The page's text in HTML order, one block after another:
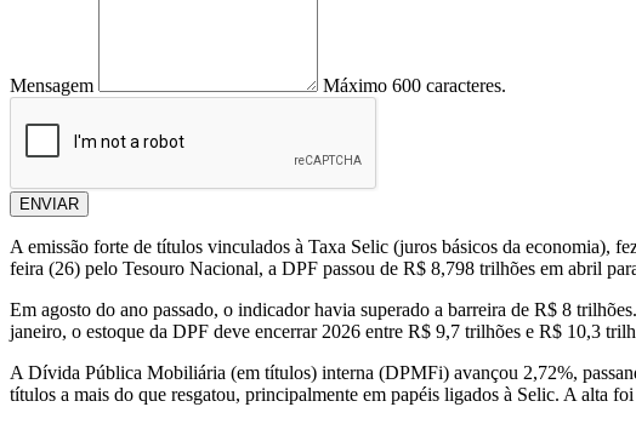
Mensagem Máximo 600 caracteres.
ENVIAR
A emissão forte de títulos vinculados à Taxa Selic (juros básicos da economia),
feira (26) pelo Tesouro Nacional, a DPF passou de R$ 8,798 trilhões em abril
Em agosto do ano passado, o indicador havia superado a barreira de R$ 8
janeiro, o estoque da DPF deve encerrar 2026 entre R$ 9,7 trilhões e R$ 10,3
A Dívida Pública Mobiliária (em títulos) interna (DPMFi) avançou 2,72%,
títulos a mais do que resgatou, principalmente em papéis ligados à Selic. A alta